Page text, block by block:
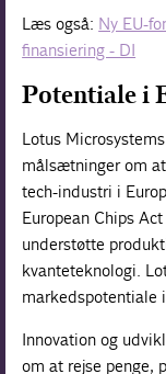
Læs også: Ny EU-
finansiering - DI
Potentiale i
Lotus
målsætninger om
tech-industri i
European Chips
understøtte
kvanteteknologi.
markedspotentiale
Innovation og
om at rejse penge,